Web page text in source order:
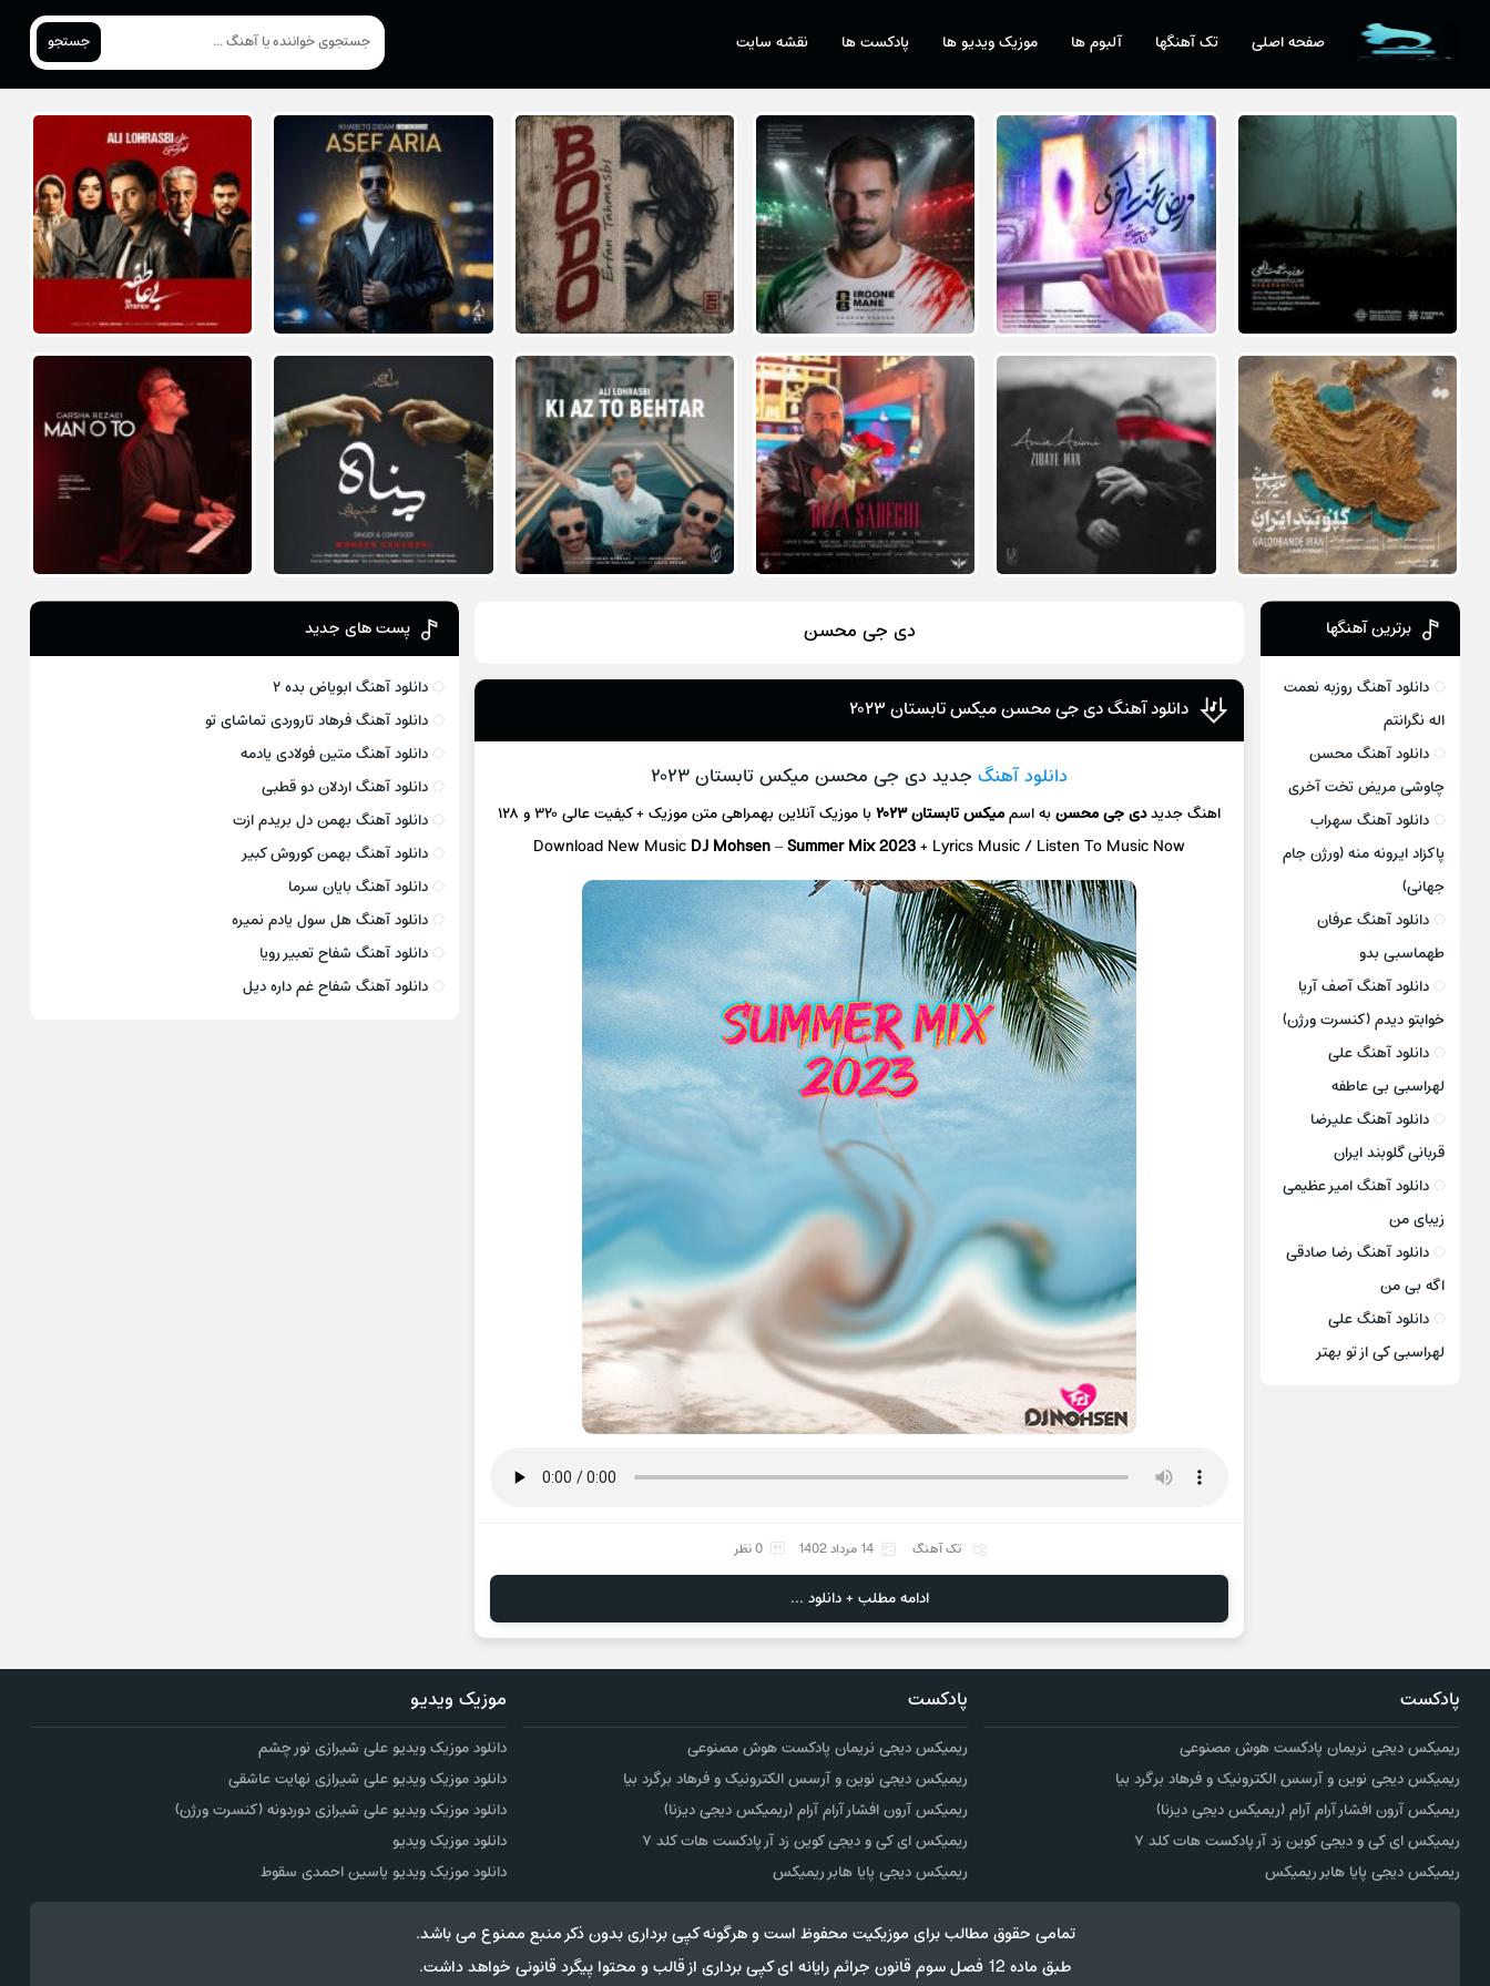
صفحه اصلی تک آهنگها آلبوم ها موزیک ویدیو ها پادکست ها نقشه سایت جستجو
دی جی محسن
دانلود آهنگ دی جی محسن میکس تابستان ۲۰۲۳
دانلود آهنگجدید دی جی محسن میکس تابستان ۲۰۲۳
اهنگ جدیددی جی محسنبه اسممیکس تابستان ۲۰۲۳ با موزیک آنلاینبهمراهی متن موزیک + کیفیت عالی ۳۲۰ و ۱۲۸
Download New Music DJ Mohsen–Summer Mix 2023+ Lyrics Music / Listen To Music Now
تک آهنگ 14 مرداد 1402 0 نظر
ادامه مطلب + دانلود ...
برترین آهنگها
دانلود آهنگ روزبه نعمت
اله نگرانتم
دانلود آهنگ محسن
چاوشی مریض تخت آخری
دانلود آهنگ سهراب
پاکزاد ایرونه منه (ورژن جام
جهانی)
دانلود آهنگ عرفان
طهماسبی بدو
دانلود آهنگ آصف آریا
خوابتو دیدم (کنسرت ورژن)
دانلود آهنگ علی
لهراسبی بی عاطفه
دانلود آهنگ علیرضا
قربانی گلوبند ایران
دانلود آهنگ امیر عظیمی
زیبای من
دانلود آهنگ رضا صادقی
اگه بی من
دانلود آهنگ علی
لهراسبی کی از تو ‌بهتر
پست های جدید
دانلود آهنگ ابویاض بده ۲
دانلود آهنگ فرهاد تاروردی تماشای تو
دانلود آهنگ متین فولادی یادمه
دانلود آهنگ اردلان دو قطبی
دانلود آهنگ بهمن دل بریدم ازت
دانلود آهنگ بهمن کوروش کبیر
دانلود آهنگ بایان سرما
دانلود آهنگ هل سول یادم نمیره
دانلود آهنگ شفاح تعبیر رویا
دانلود آهنگ شفاح غم داره دیل
پادکست
ریمیکس دیجی نریمان پادکست هوش مصنوعی
ریمیکس دیجی نوین و آرسس الکترونیک و فرهاد برگرد بیا
ریمیکس آرون افشار آرام آرام (ریمیکس دیجی دیزنا)
ریمیکس ای کی و دیجی کوین زد آر پادکست هات کلد ۷
ریمیکس دیجی پایا هابر ریمیکس
پادکست
ریمیکس دیجی نریمان پادکست هوش مصنوعی
ریمیکس دیجی نوین و آرسس الکترونیک و فرهاد برگرد بیا
ریمیکس آرون افشار آرام آرام (ریمیکس دیجی دیزنا)
ریمیکس ای کی و دیجی کوین زد آر پادکست هات کلد ۷
ریمیکس دیجی پایا هابر ریمیکس
موزیک ویدیو
دانلود موزیک ویدیو علی شیرازی نور چشم
دانلود موزیک ویدیو علی شیرازی نهایت عاشقی
دانلود موزیک ویدیو علی شیرازی دوردونه (کنسرت ورژن)
دانلود موزیک ویدیو
دانلود موزیک ویدیو یاسین احمدی سقوط
تمامی حقوق مطالب برای موزیکیت محفوظ است و هرگونه کپی برداری بدون ذکر منبع ممنوع می باشد.
طبق ماده 12 فصل سوم قانون جرائم رایانه ای کپی برداری از قالب و محتوا پیگرد قانونی خواهد داشت.